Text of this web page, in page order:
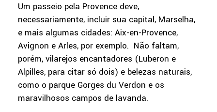
Um passeio pela Provence deve,
necessariamente, incluir sua capital, Marselha,
e mais algumas cidades: Aix-en-Provence,
Avignon e Arles, por exemplo. Não faltam,
porém, vilarejos encantadores (Luberon e
Alpilles, para citar só dois) e belezas naturais,
como o parque Gorges du Verdon e os
maravilhosos campos de lavanda.